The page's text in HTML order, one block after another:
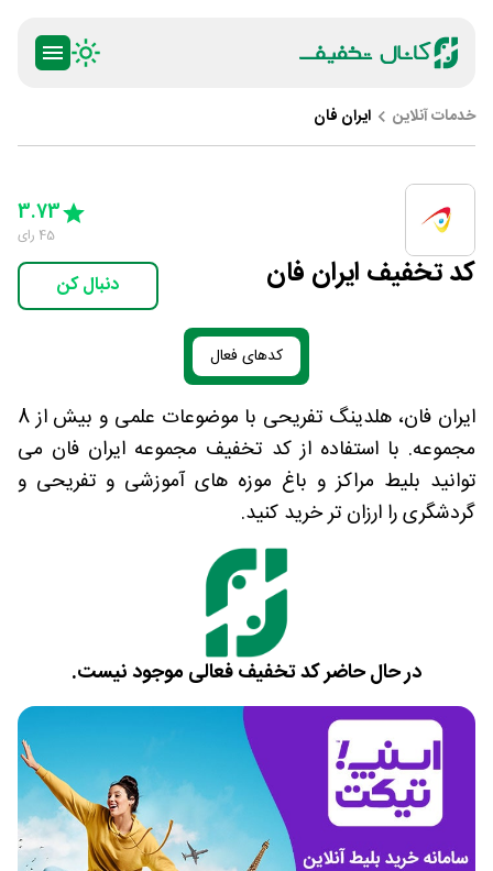
خدمات آنلاین ایران فان
کد تخفیف ایران فان
3 Stars
4 Stars
5 Stars
3.73
45 رای
دنبال کن
کدهای فعال
ایران فان، هلدینگ تفریحی با موضوعات علمی و بیش از 8
مجموعه. با استفاده از کد تخفیف مجموعه ایران فان می
توانید بلیط مراکز و باغ موزه های آموزشی و تفریحی و
گردشگری را ارزان تر خرید کنید.
در حال حاضر کد تخفیف فعالی موجود نیست.